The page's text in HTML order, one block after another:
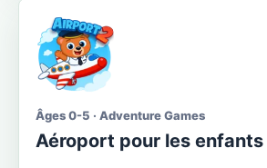
Âges 0-5 · Adventure Games
Aéroport pour les enfants